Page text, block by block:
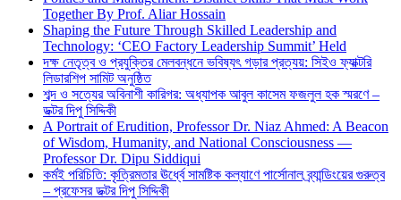
Together By Prof. Aliar Hossain
Shaping the Future Through Skilled Leadership and
Technology: ‘CEO Factory Leadership Summit’ Held
দক্ষ নেতৃত্ব ও প্রযুক্তির মেলবন্ধনে ভবিষ্যৎ গড়ার প্রত্যয়: সিইও ফ্যাক্টরি
লিডারশিপ সামিট অনুষ্ঠিত
শব্দ ও সত্যের অবিনাশী কারিগর: অধ্যাপক আবুল কাসেম ফজলুল হক স্মরণে –
ডক্টর দিপু সিদ্দিকী
A Portrait of Erudition, Professor Dr. Niaz Ahmed: A Beacon
of Wisdom, Humanity, and National Consciousness —
Professor Dr. Dipu Siddiqui
কর্মই পরিচিতি: কৃত্রিমতার ঊর্ধ্বে সামষ্টিক কল্যাণে পার্সোনাল ব্র্যান্ডিংয়ের গুরুত্ব
– প্রফেসর ডক্টর দিপু সিদ্দিকী